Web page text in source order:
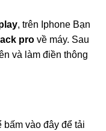
, trên Iphone Bạn
pro về máy. Sau
và làm điền thông
vào đây để tải